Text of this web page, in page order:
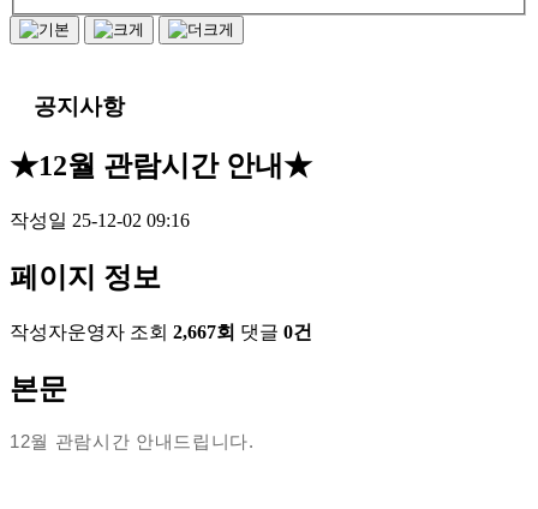
공지사항
★12월 관람시간 안내★
작성일 25-12-02 09:16
페이지 정보
작성자운영자 조회 2,667회 댓글 0건
본문
12월 관람시간 안내드립니다.